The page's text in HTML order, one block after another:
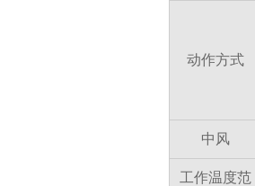
动作方式
中风
工作温度范